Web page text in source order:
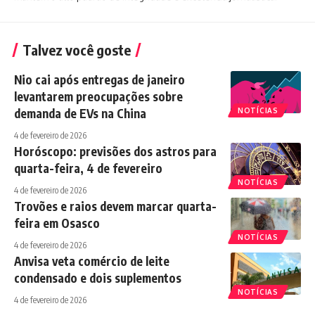
Talvez você goste
NOTÍCIAS
Nio cai após entregas de janeiro
levantarem preocupações sobre
demanda de EVs na China
4 de fevereiro de 2026
NOTÍCIAS
Horóscopo: previsões dos astros para
quarta-feira, 4 de fevereiro
4 de fevereiro de 2026
NOTÍCIAS
Trovões e raios devem marcar quarta-
feira em Osasco
4 de fevereiro de 2026
NOTÍCIAS
Anvisa veta comércio de leite
condensado e dois suplementos
4 de fevereiro de 2026